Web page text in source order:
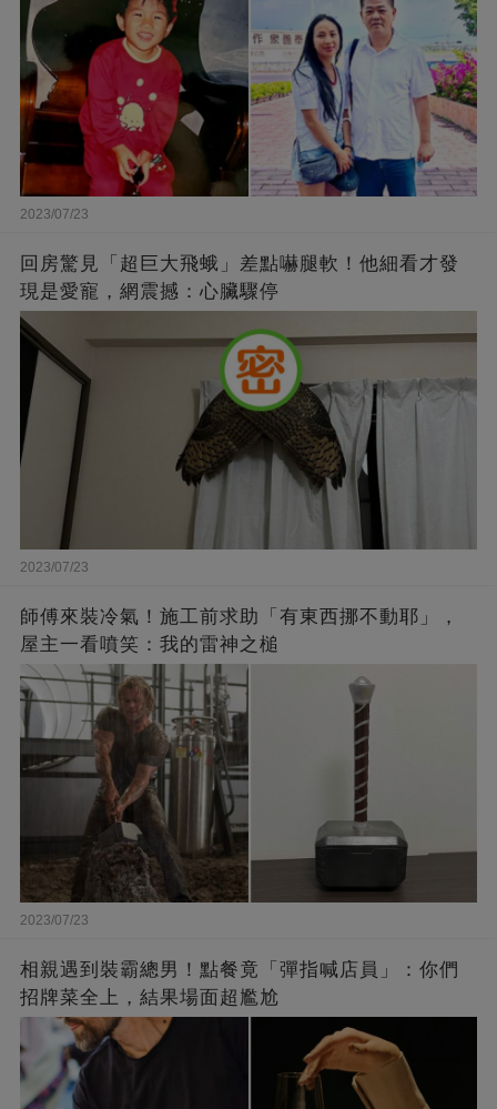
2023/07/23
回房驚見「超巨大飛蛾」差點嚇腿軟！他細看才發
現是愛寵，網震撼：心臟驟停
2023/07/23
師傅來裝冷氣！施工前求助「有東西挪不動耶」，
屋主一看噴笑：我的雷神之槌
2023/07/23
相親遇到裝霸總男！點餐竟「彈指喊店員」：你們
招牌菜全上，結果場面超尷尬